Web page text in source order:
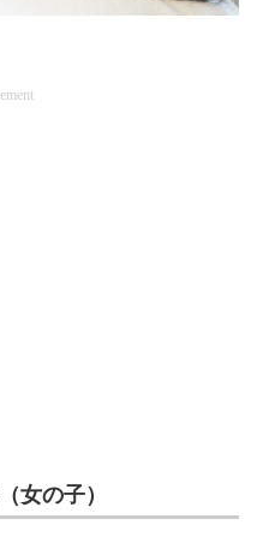
女の子）